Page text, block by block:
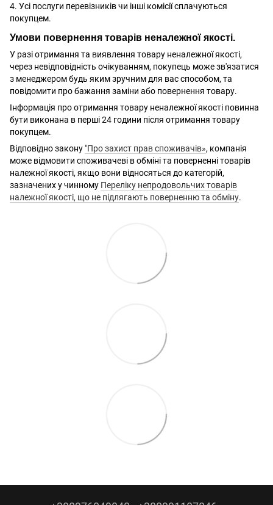
4. Усі послуги перевізників чи інші комісії сплачуються
покупцем.
Умови повернення товарів неналежної якості.
У разі отримання та виявлення товару неналежної якості,
через невідповідність очікуванням, покупець може зв'язатися
з менеджером будь яким зручним для вас способом, та
повідомити про бажання заміни або повернення товару.
Інформація про отримання товару неналежної якості повинна
бути виконана в перші 24 години після отримання товару
покупцем.
Відповідно закону "Про захист прав споживачів», компанія
може відмовити споживачеві в обміні та поверненні товарів
належної якості, якщо вони відносяться до категорій,
зазначених у чинному Переліку непродовольчих товарів
належної якості, що не підлягають поверненню та обміну.